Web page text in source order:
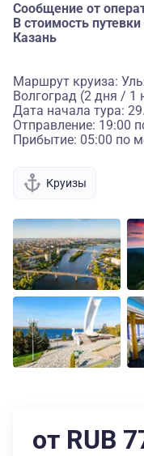
Сообщение от
В стоимость
Казань
Маршрут круиза:
Волгоград (2 дня / 1
Дата начала тура:
Отправление: 19:00
Прибытие: 05:00 по
Круизы
от RUB